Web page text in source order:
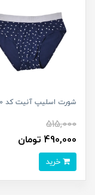
شورت اسلیپ آنیت کد 1280
515,000
490,000 تومان